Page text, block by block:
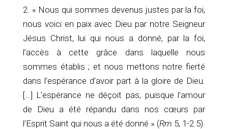
2. « Nous qui sommes devenus justes par la foi,
nous voici en paix avec Dieu par notre Seigneur
Jésus Christ, lui qui nous a donné, par la foi,
l’accès à cette grâce dans laquelle nous
sommes établis ; et nous mettons notre fierté
dans l’espérance d’avoir part à la gloire de Dieu.
[…] L’espérance ne déçoit pas, puisque l’amour
de Dieu a été répandu dans nos cœurs par
l’Esprit Saint qui nous a été donné » (Rm 5, 1-2.5).